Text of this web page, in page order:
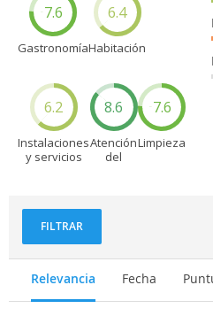
7.6
Gastronomía
6.4
Habitación
6.2
Instalaciones
y servicios
8.6
Atención
del
7.6
Limpieza
FILTRAR
Relevancia Fecha